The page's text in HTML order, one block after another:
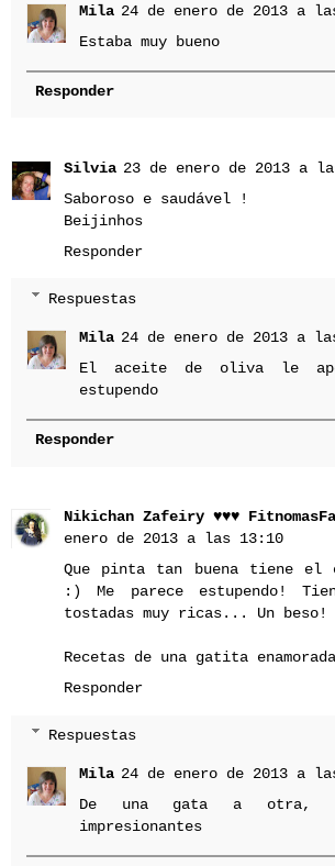
Mila 24 de enero de 2013 a
Estaba muy bueno
Responder
Silvia 23 de enero de 2013 a
Saboroso e saudável !
Beijinhos
Responder
Respuestas
Mila 24 de enero de 2013 a
El aceite de oliva le
estupendo
Responder
Nikichan Zafeiry ♥♥♥
enero de 2013 a las 13:10
Que pinta tan buena tiene el
:) Me parece estupendo!
tostadas muy ricas... Un beso!
Recetas de una gatita enamorada
Responder
Respuestas
Mila 24 de enero de 2013 a
De una gata a otra,
impresionantes